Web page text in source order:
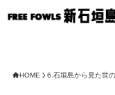
HOME 6.石垣島から見た世